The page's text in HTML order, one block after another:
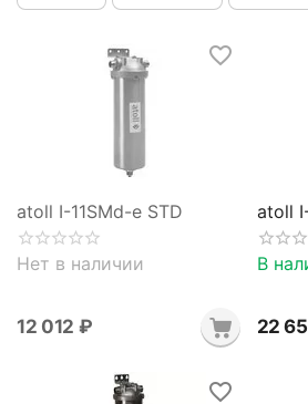
atoll I-11SMd-e STD
Нет в наличии
12 012 ₽
atoll
В
22